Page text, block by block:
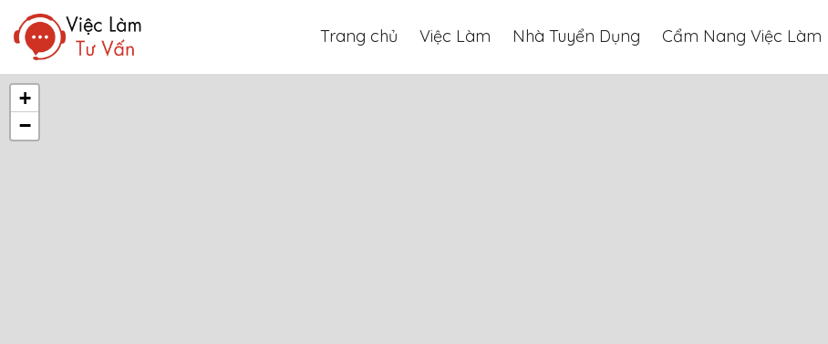
Trang chủ Việc Làm Nhà Tuyển Dụng Cẩm Nang Việc Làm
+
−